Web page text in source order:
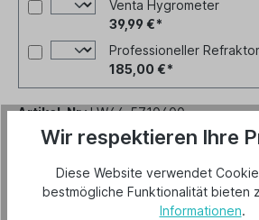
Venta Hygrometer
39,99 €*
Professioneller
185,00 €*
Artikel-Nr.:LW44-5710400
Beschreibung
Wir respektieren Ihre
Diese Website verwendet
bestmögliche Funktionalität bieten
Informationen.